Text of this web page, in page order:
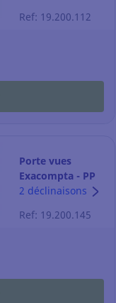
Ref: 19.200.112
Porte vues
Exacompta - PP
recyclé - A4 - 40
2 déclinaisons
Ref: 19.200.145